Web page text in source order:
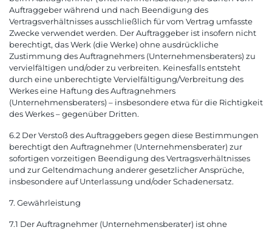
Auftraggeber während und nach Beendigung des
Vertragsverhältnisses ausschließlich für vom Vertrag umfasste
Zwecke verwendet werden. Der Auftraggeber ist insofern nicht
berechtigt, das Werk (die Werke) ohne ausdrückliche
Zustimmung des Auftragnehmers (Unternehmensberaters) zu
vervielfältigen und/oder zu verbreiten. Keinesfalls entsteht
durch eine unberechtigte Vervielfältigung/Verbreitung des
Werkes eine Haftung des Auftragnehmers
(Unternehmensberaters) – insbesondere etwa für die Richtigkeit
des Werkes – gegenüber Dritten.
6.2 Der Verstoß des Auftraggebers gegen diese Bestimmungen
berechtigt den Auftragnehmer (Unternehmensberater) zur
sofortigen vorzeitigen Beendigung des Vertragsverhältnisses
und zur Geltendmachung anderer gesetzlicher Ansprüche,
insbesondere auf Unterlassung und/oder Schadenersatz.
7. Gewährleistung
7.1 Der Auftragnehmer (Unternehmensberater) ist ohne